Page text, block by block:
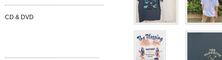
CD & DVD